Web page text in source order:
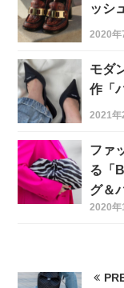
ッシ
2020年
モダ
作「
2021年
ファ
る「
グ＆
2020年